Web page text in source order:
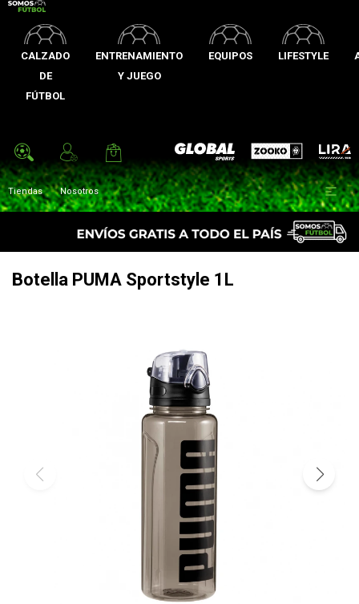
CALZADO
DE
FÚTBOL
ENTRENAMIENTO
Y JUEGO
EQUIPOS LIFESTYLE
Global Sports Zooko Lira
Tiendas Nosotros 
Botella PUMA Sportstyle 1L